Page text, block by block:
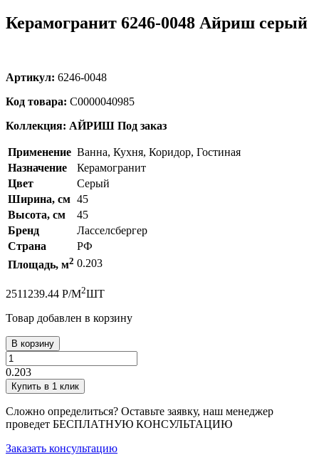
Керамогранит 6246-0048 Айриш серый
Артикул: 6246-0048
Код товара: С0000040985
Коллекция: АЙРИШ Под заказ
Применение Ванна, Кухня, Коридор, Гостиная
Назначение
Керамогранит
Цвет
Серый
Ширина, см 45
Высота, см
45
Бренд
Ласселсбергер
Страна
РФ
Площадь, м2 0.203
2511239.44 Р/М2ШТ
Товар добавлен в корзину
В корзину
0.203
Купить в 1 клик
Сложно определиться? Оставьте заявку, наш менеджер
проведет БЕСПЛАТНУЮ КОНСУЛЬТАЦИЮ
Заказать консультацию